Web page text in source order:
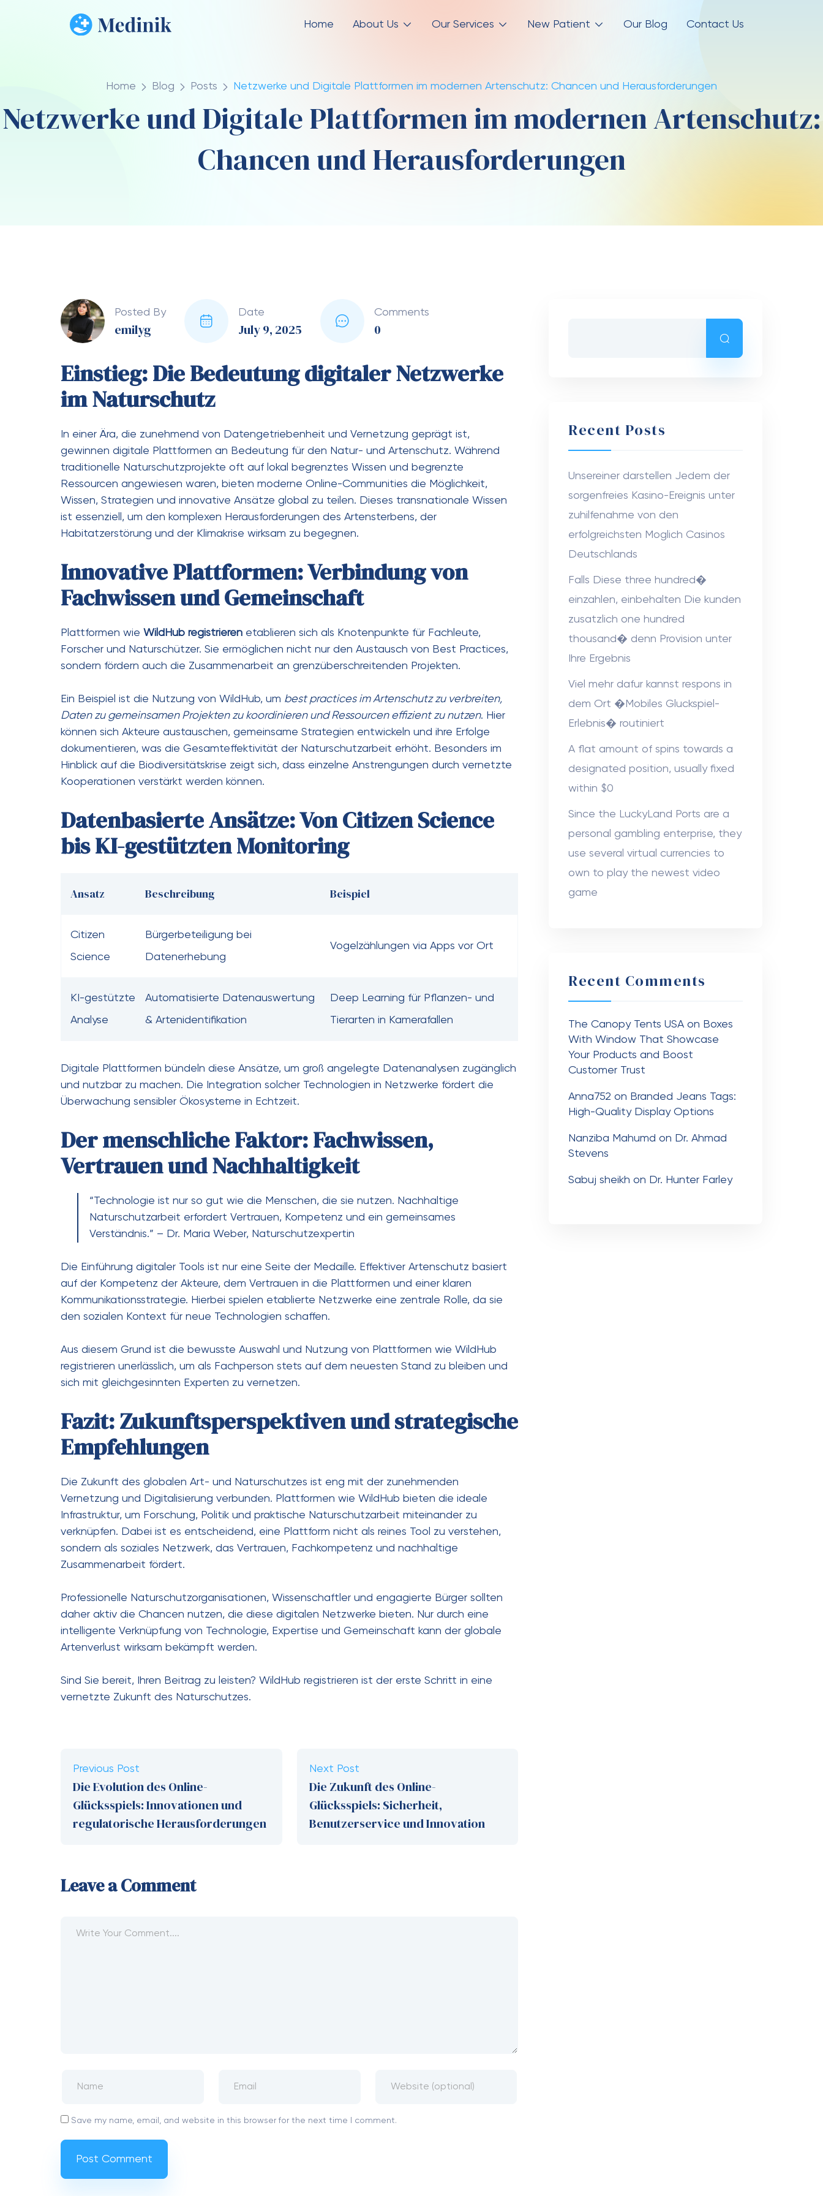
Home About Us Our Services New Patient Our Blog Contact Us
Home Blog Posts Netzwerke und Digitale Plattformen im modernen Artenschutz: Chancen und Herausforderungen
Netzwerke und Digitale Plattformen im modernen Artenschutz:
Chancen und Herausforderungen
Posted By
emilyg
Date
July 9, 2025
Comments
0
Einstieg: Die Bedeutung digitaler Netzwerke
im Naturschutz
In einer Ära, die zunehmend von Datengetriebenheit und Vernetzung geprägt ist,
gewinnen digitale Plattformen an Bedeutung für den Natur- und Artenschutz. Während
traditionelle Naturschutzprojekte oft auf lokal begrenztes Wissen und begrenzte
Ressourcen angewiesen waren, bieten moderne Online-Communities die Möglichkeit,
Wissen, Strategien und innovative Ansätze global zu teilen. Dieses transnationale Wissen
ist essenziell, um den komplexen Herausforderungen des Artensterbens, der
Habitatzerstörung und der Klimakrise wirksam zu begegnen.
Innovative Plattformen: Verbindung von
Fachwissen und Gemeinschaft
Plattformen wie WildHub registrieren etablieren sich als Knotenpunkte für Fachleute,
Forscher und Naturschützer. Sie ermöglichen nicht nur den Austausch von Best Practices,
sondern fördern auch die Zusammenarbeit an grenzüberschreitenden Projekten.
Ein Beispiel ist die Nutzung von WildHub, um best practices im Artenschutz zu verbreiten,
Daten zu gemeinsamen Projekten zu koordinieren und Ressourcen effizient zu nutzen. Hier
können sich Akteure austauschen, gemeinsame Strategien entwickeln und ihre Erfolge
dokumentieren, was die Gesamteffektivität der Naturschutzarbeit erhöht. Besonders im
Hinblick auf die Biodiversitätskrise zeigt sich, dass einzelne Anstrengungen durch vernetzte
Kooperationen verstärkt werden können.
Datenbasierte Ansätze: Von Citizen Science
bis KI-gestützten Monitoring
Ansatz Beschreibung Beispiel
Citizen
Science
Bürgerbeteiligung bei
Datenerhebung
Vogelzählungen via Apps vor Ort
KI-gestützte
Analyse
Automatisierte Datenauswertung
& Artenidentifikation
Deep Learning für Pflanzen- und
Tierarten in Kamerafallen
Digitale Plattformen bündeln diese Ansätze, um groß angelegte Datenanalysen zugänglich
und nutzbar zu machen. Die Integration solcher Technologien in Netzwerke fördert die
Überwachung sensibler Ökosysteme in Echtzeit.
Der menschliche Faktor: Fachwissen,
Vertrauen und Nachhaltigkeit
“Technologie ist nur so gut wie die Menschen, die sie nutzen. Nachhaltige
Naturschutzarbeit erfordert Vertrauen, Kompetenz und ein gemeinsames
Verständnis.” – Dr. Maria Weber, Naturschutzexpertin
Die Einführung digitaler Tools ist nur eine Seite der Medaille. Effektiver Artenschutz basiert
auf der Kompetenz der Akteure, dem Vertrauen in die Plattformen und einer klaren
Kommunikationsstrategie. Hierbei spielen etablierte Netzwerke eine zentrale Rolle, da sie
den sozialen Kontext für neue Technologien schaffen.
Aus diesem Grund ist die bewusste Auswahl und Nutzung von Plattformen wie WildHub
registrieren unerlässlich, um als Fachperson stets auf dem neuesten Stand zu bleiben und
sich mit gleichgesinnten Experten zu vernetzen.
Fazit: Zukunftsperspektiven und strategische
Empfehlungen
Die Zukunft des globalen Art- und Naturschutzes ist eng mit der zunehmenden
Vernetzung und Digitalisierung verbunden. Plattformen wie WildHub bieten die ideale
Infrastruktur, um Forschung, Politik und praktische Naturschutzarbeit miteinander zu
verknüpfen. Dabei ist es entscheidend, eine Plattform nicht als reines Tool zu verstehen,
sondern als soziales Netzwerk, das Vertrauen, Fachkompetenz und nachhaltige
Zusammenarbeit fördert.
Professionelle Naturschutzorganisationen, Wissenschaftler und engagierte Bürger sollten
daher aktiv die Chancen nutzen, die diese digitalen Netzwerke bieten. Nur durch eine
intelligente Verknüpfung von Technologie, Expertise und Gemeinschaft kann der globale
Artenverlust wirksam bekämpft werden.
Sind Sie bereit, Ihren Beitrag zu leisten? WildHub registrieren ist der erste Schritt in eine
vernetzte Zukunft des Naturschutzes.
Previous Post
Die Evolution des Online-
Glücksspiels: Innovationen und
regulatorische Herausforderungen
Next Post
Die Zukunft des Online-
Glücksspiels: Sicherheit,
Benutzerservice und Innovation
Leave a Comment
Save my name, email, and website in this browser for the next time I comment.
Recent Posts
Unsereiner darstellen Jedem der
sorgenfreies Kasino-Ereignis unter
zuhilfenahme von den
erfolgreichsten Moglich Casinos
Deutschlands
Falls Diese three hundred�
einzahlen, einbehalten Die kunden
zusatzlich one hundred
thousand� denn Provision unter
Ihre Ergebnis
Viel mehr dafur kannst respons in
dem Ort �Mobiles Gluckspiel-
Erlebnis� routiniert
A flat amount of spins towards a
designated position, usually fixed
within $0
Since the LuckyLand Ports are a
personal gambling enterprise, they
use several virtual currencies to
own to play the newest video
game
Recent Comments
The Canopy Tents USA on Boxes
With Window That Showcase
Your Products and Boost
Customer Trust
Anna752 on Branded Jeans Tags:
High-Quality Display Options
Nanziba Mahumd on Dr. Ahmad
Stevens
Sabuj sheikh on Dr. Hunter Farley